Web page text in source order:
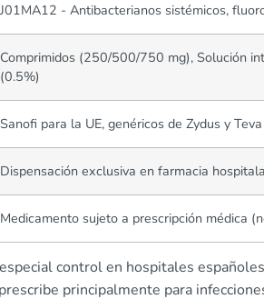
J01MA12 - Antibacterianos sistémicos,
Comprimidos (250/500/750 mg), Solución
(0.5%)
Sanofi para la UE, genéricos de Zydus y Teva
Dispensación exclusiva en farmacia
Medicamento sujeto a prescripción médica
control en hospitales
principalmente para